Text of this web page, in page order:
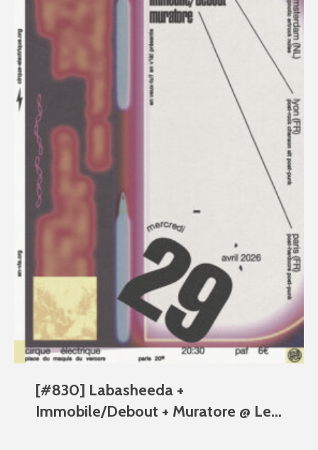
[#830] Labasheeda +
Immobile/Debout + Muratore @ Le...